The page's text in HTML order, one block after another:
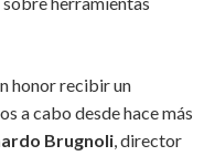
honor recibir un
a cabo desde hace más
Brugnoli, director